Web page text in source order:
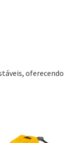
oferecendo